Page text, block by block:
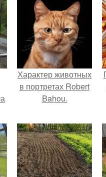
Характер животных
в портретах Robert
Bahou.